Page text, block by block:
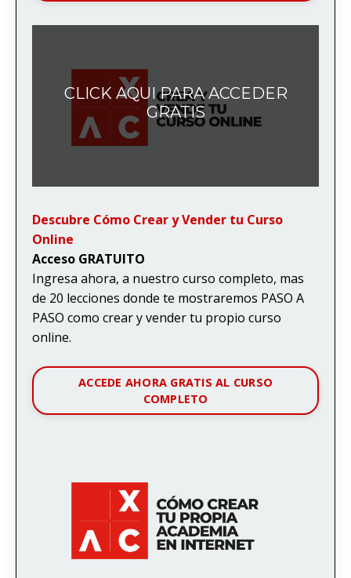
CLICK AQUI PARA ACCEDER
GRATIS
Descubre Cómo Crear y Vender tu Curso
Online
Acceso GRATUITO
Ingresa ahora, a nuestro curso completo, mas
de 20 lecciones donde te mostraremos PASO A
PASO como crear y vender tu propio curso
online.
ACCEDE AHORA GRATIS AL CURSO
COMPLETO